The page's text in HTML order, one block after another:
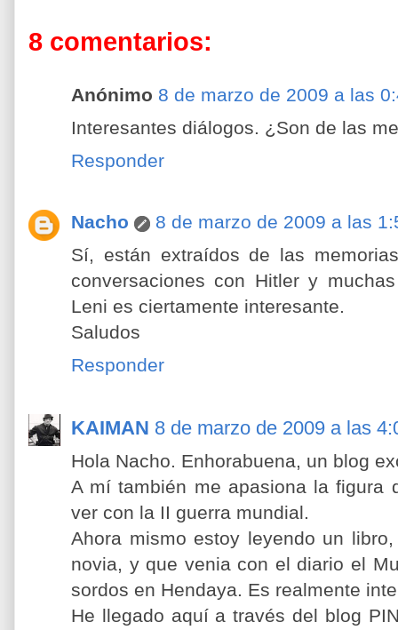
8 comentarios:
Anónimo 8 de marzo de 2009 a las
Interesantes diálogos. ¿Son de las
Responder
Nacho
8 de marzo de 2009 a las
Sí, están extraídos de las
conversaciones con Hitler y
Leni es ciertamente interesante.
Saludos
Responder
KAIMAN 8 de marzo de 2009 a las
Hola Nacho. Enhorabuena, un blog
A mí también me apasiona la figura
ver con la II guerra mundial.
Ahora mismo estoy leyendo un
novia, y que venia con el diario el
sordos en Hendaya. Es realmente
He llegado aquí a través del blog